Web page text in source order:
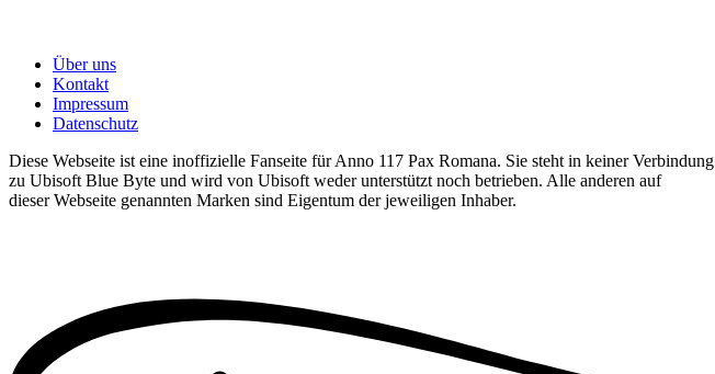
Über uns
Kontakt
Impressum
Datenschutz
Diese Webseite ist eine inoffizielle Fanseite für Anno 117 Pax Romana. Sie steht in keiner Verbindung
zu Ubisoft Blue Byte und wird von Ubisoft weder unterstützt noch betrieben. Alle anderen auf
dieser Webseite genannten Marken sind Eigentum der jeweiligen Inhaber.